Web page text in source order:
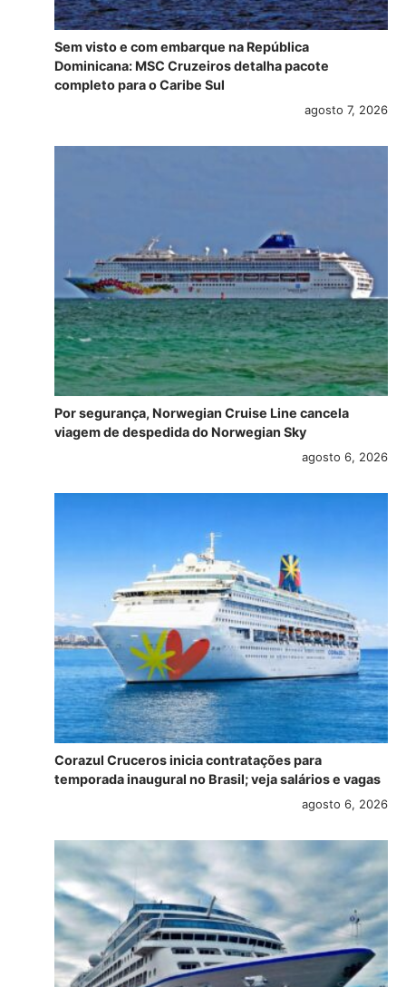
Sem visto e com embarque na República
Dominicana: MSC Cruzeiros detalha pacote
completo para o Caribe Sul
agosto 7, 2026
Por segurança, Norwegian Cruise Line cancela
viagem de despedida do Norwegian Sky
agosto 6, 2026
Corazul Cruceros inicia contratações para
temporada inaugural no Brasil; veja salários e vagas
agosto 6, 2026